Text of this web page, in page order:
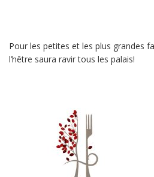
Pour les petites et les plus grandes
l’hêtre saura ravir tous les palais!